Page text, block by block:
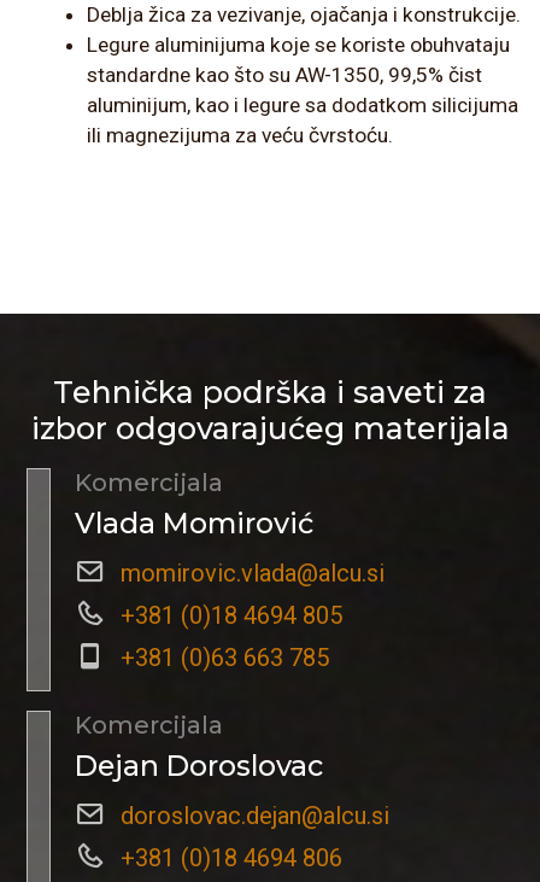
Deblja žica za vezivanje, ojačanja i konstrukcije.
Legure aluminijuma koje se koriste obuhvataju
standardne kao što su AW-1350, 99,5% čist
aluminijum, kao i legure sa dodatkom silicijuma
ili magnezijuma za veću čvrstoću.
Tehnička podrška i saveti za
izbor odgovarajućeg materijala
Komercijala
Vlada Momirović
momirovic.vlada@alcu.si
+381 (0)18 4694 805
+381 (0)63 663 785
Komercijala
Dejan Doroslovac
doroslovac.dejan@alcu.si
+381 (0)18 4694 806